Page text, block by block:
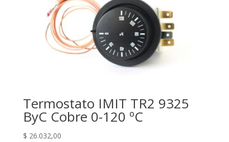
Termostato IMIT TR2 9325
ByC Cobre 0-120 ºC
$ 26.032,00